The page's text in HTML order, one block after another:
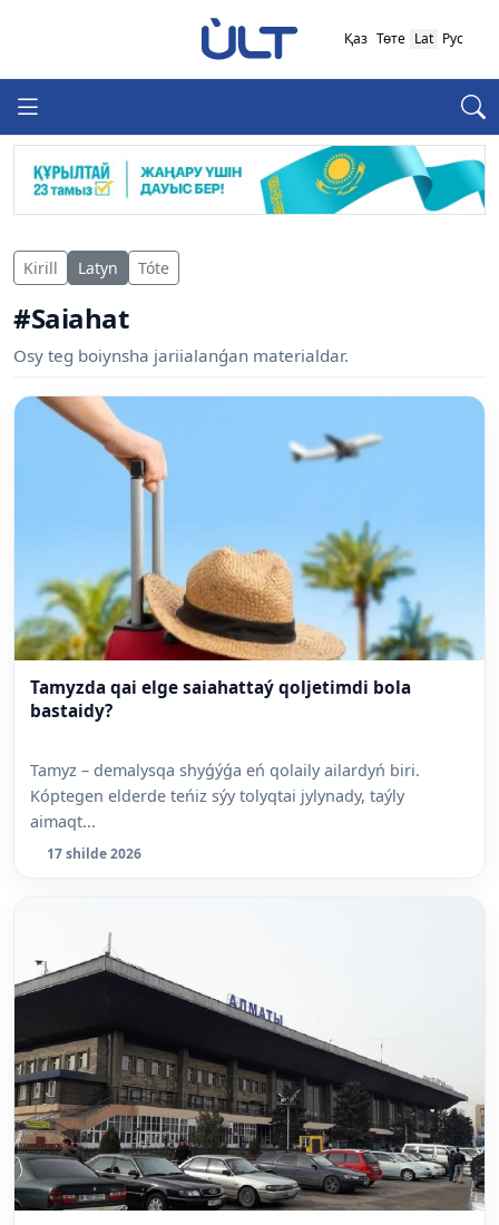
Қаз Төте Lat Рус
Kirill Latyn Tóte
#Saiahat
Osy teg boiynsha jariialanǵan materialdar.
Tamyzda qai elge saiahattaý qoljetimdi bola
bastaidy?
Tamyz – demalysqa shyǵýǵa eń qolaily ailardyń biri.
Kóptegen elderde teńiz sýy tolyqtai jylynady, taýly
aimaqt...
17 shilde 2026